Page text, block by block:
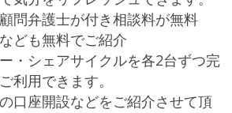
問弁護士が付き相談料が無料
ども無料でご紹介
・シェアサイクルを各2台ずつ完
利用できます。
口座開設などをご紹介させて頂